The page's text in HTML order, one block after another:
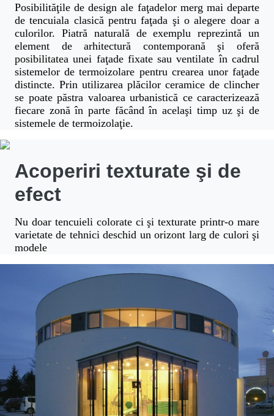
Posibilităţile de design ale faţadelor merg mai departe
de tencuiala clasică pentru faţada şi o alegere doar a
culorilor. Piatră naturală de exemplu reprezintă un
element de arhitectură contemporană şi oferă
posibilitatea unei faţade fixate sau ventilate în cadrul
sistemelor de termoizolare pentru crearea unor faţade
distincte. Prin utilizarea plăcilor ceramice de clincher
se poate păstra valoarea urbanistică ce caracterizează
fiecare zonă în parte făcând în acelaşi timp uz şi de
sistemele de termoizolaţie.
Acoperiri texturate şi de
efect
Nu doar tencuieli colorate ci şi texturate printr-o mare
varietate de tehnici deschid un orizont larg de culori şi
modele